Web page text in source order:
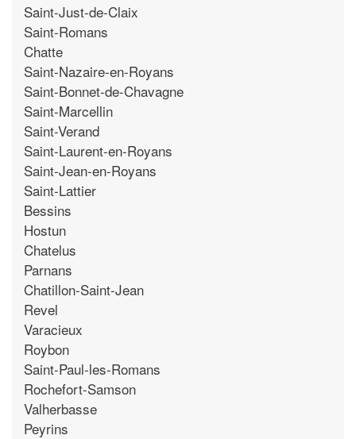
Saint-Just-de-Claix
Saint-Romans
Chatte
Saint-Nazaire-en-Royans
Saint-Bonnet-de-Chavagne
Saint-Marcellin
Saint-Verand
Saint-Laurent-en-Royans
Saint-Jean-en-Royans
Saint-Lattier
Bessins
Hostun
Chatelus
Parnans
Chatillon-Saint-Jean
Revel
Varacieux
Roybon
Saint-Paul-les-Romans
Rochefort-Samson
Valherbasse
Peyrins